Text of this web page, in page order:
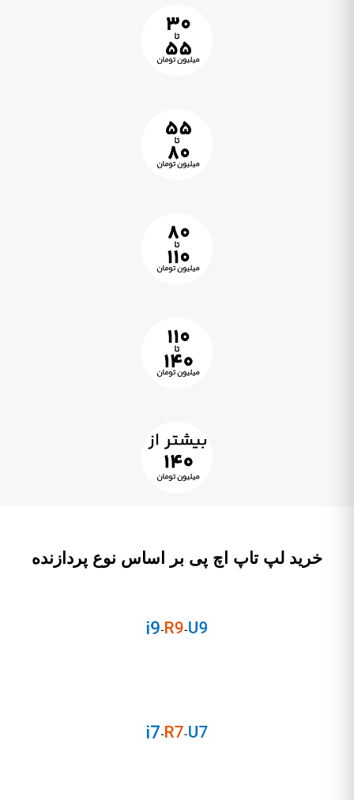
خرید لپ تاپ اچ پی بر اساس نوع پردازنده